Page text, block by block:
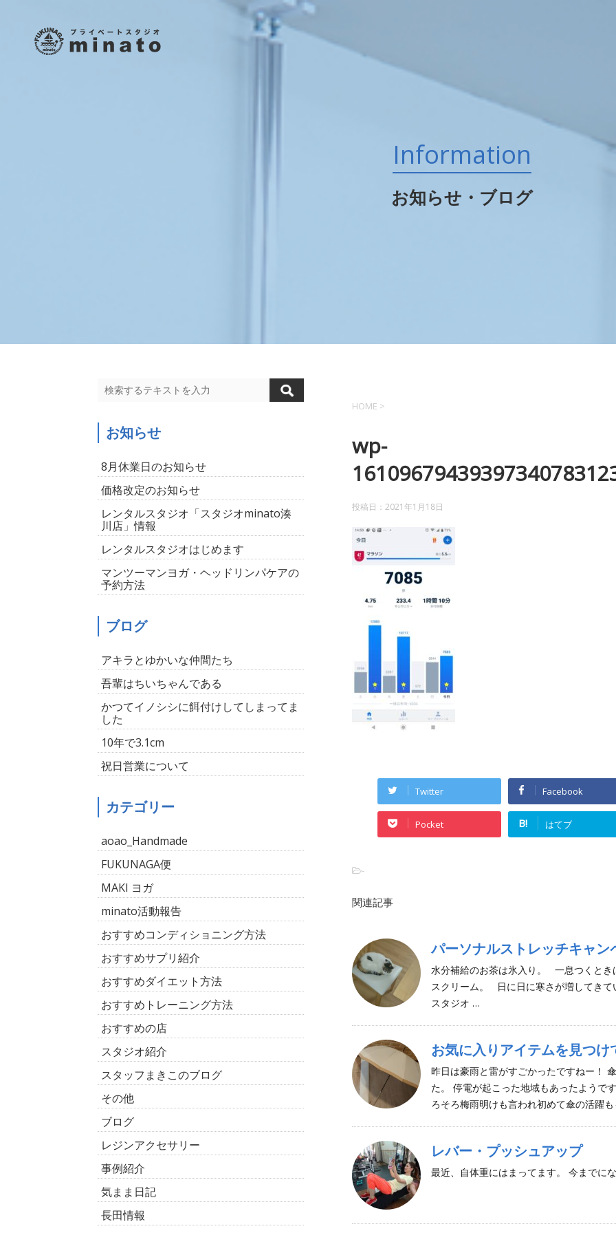
Information
お知らせ・ブログ
HOME >
wp-
投稿日： 2021年1月18日
Twitter Facebook
Pocket B! はてブ
-
関連記事
パーソナルストレッチキャン
水分補給のお茶は氷入り。 一息つくと
スクリーム。 日に日に寒さが増してきて
スタジオ …
お気に入りアイテムを見つけ
昨日は豪雨と雷がすごかったですねー！
た。 停電が起こった地域もあったようで
ろそろ梅雨明けも言われ初めて傘の活躍
レバー・プッシュアップ
最近、自体重にはまってます。 今までに
お知らせ
8月休業日のお知らせ
価格改定のお知らせ
レンタルスタジオ「スタジオminato湊
川店」情報
レンタルスタジオはじめます
マンツーマンヨガ・ヘッドリンパケアの
予約方法
ブログ
アキラとゆかいな仲間たち
吾輩はちいちゃんである
かつてイノシシに餌付けしてしまってま
した
10年で3.1cm
祝日営業について
カテゴリー
aoao_Handmade
FUKUNAGA便
MAKI ヨガ
minato活動報告
おすすめコンディショニング方法
おすすめサプリ紹介
おすすめダイエット方法
おすすめトレーニング方法
おすすめの店
スタジオ紹介
スタッフまきこのブログ
その他
ブログ
レジンアクセサリー
事例紹介
気まま日記
長田情報